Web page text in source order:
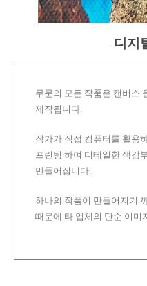
디지
무문의 모든 작품은 캔버스
제작됩니다.
작가가 직접 컴퓨터를 활용
프린팅 하여 디테일한 색감
만들어집니다.
하나의 작품이 만들어지기
때문에 타 업체의 단순 이미